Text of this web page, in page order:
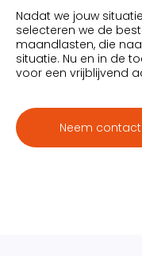
Nadat we jouw
selecteren we de
maandlasten, die
situatie. Nu en in de
voor een vrijblijvend
Neem